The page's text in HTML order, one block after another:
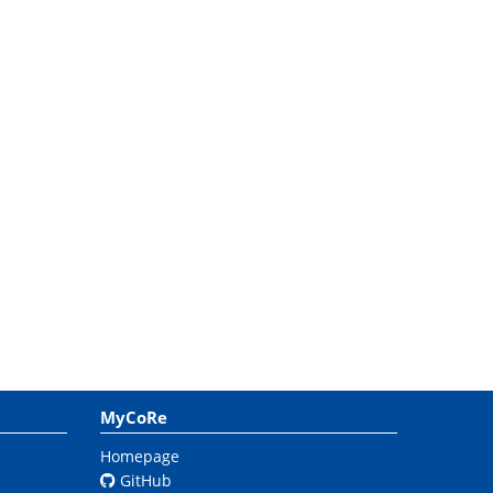
MyCoRe
Homepage
GitHub